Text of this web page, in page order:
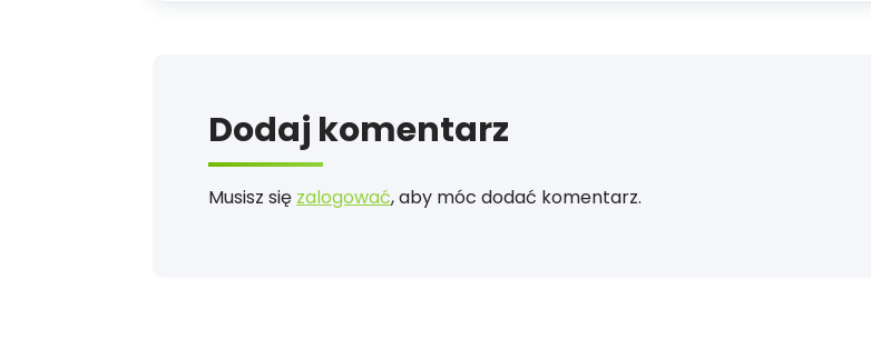
Dodaj komentarz
Musisz się zalogować, aby móc dodać komentarz.